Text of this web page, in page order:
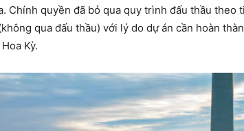
Chính quyền đã bỏ qua quy trình đấu thầu theo
qua đấu thầu) với lý do dự án cần hoàn
Kỳ.